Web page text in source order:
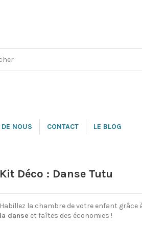
DE NOUS CONTACT LE BLOG
Kit Déco : Danse Tutu
Habillez la chambre de votre enfant grâce
la danse et faîtes des économies !